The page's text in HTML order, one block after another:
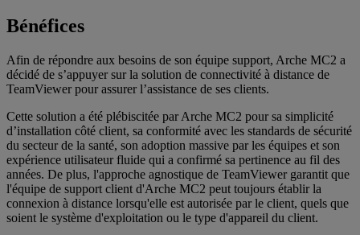
Bénéfices
Afin de répondre aux besoins de son équipe support, Arche MC2 a
décidé de s’appuyer sur la solution de connectivité à distance de
TeamViewer pour assurer l’assistance de ses clients.
Cette solution a été plébiscitée par Arche MC2 pour sa simplicité
d’installation côté client, sa conformité avec les standards de sécurité
du secteur de la santé, son adoption massive par les équipes et son
expérience utilisateur fluide qui a confirmé sa pertinence au fil des
années. De plus, l'approche agnostique de TeamViewer garantit que
l'équipe de support client d'Arche MC2 peut toujours établir la
connexion à distance lorsqu'elle est autorisée par le client, quels que
soient le système d'exploitation ou le type d'appareil du client.